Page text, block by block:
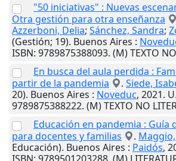
"50 iniciativas" : Nuevas
Otra gestión para otra enseñanza
Azzerboni, Delia; Sánchez, Sandra;
(Gestión; 19). Buenos Aires :
ISBN: 9789875388093. (M) TEXTO
En busca del aula perdida :
partir de la pandemia
. Siede,
20). Buenos Aires : Noveduc, 2021.
9789875388222. (M) TEXTO NO
Educación en pandemia : Guía
para docentes y familias
.
Educación). Buenos Aires : Paidós,